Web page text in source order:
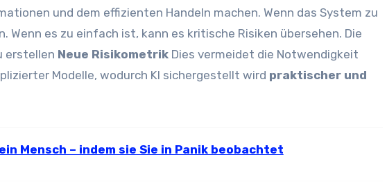
und dem effizienten Handeln machen. Wenn das System zu
Wenn es zu einfach ist, kann es kritische Risiken übersehen. Die
erstellen Neue Risikometrik Dies vermeidet die Notwendigkeit
Modelle, wodurch KI sichergestellt wird praktischer und
Mensch – indem sie Sie in Panik beobachtet